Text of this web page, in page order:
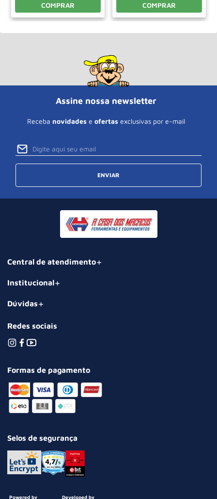
COMPRAR COMPRAR
Assine nossa newsletter
Receba novidades e ofertas exclusivas por e-mail
ENVIAR
Central de atendimento
Institucional
Dúvidas
Redes sociais
Formas de pagamento
Selos de segurança
Powered by Developed by